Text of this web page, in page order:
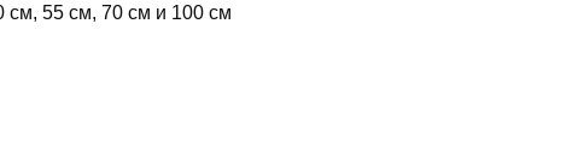
см, 55 см, 70 см и 100 см